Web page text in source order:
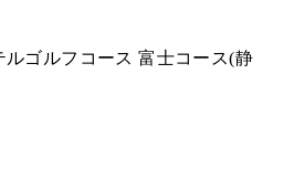
ルゴルフコース 富士コース(静